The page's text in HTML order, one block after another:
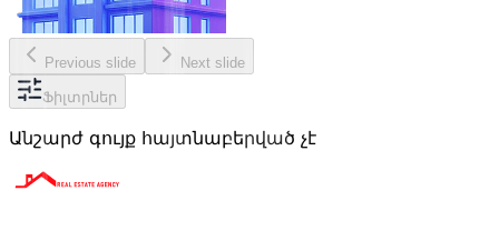
Previous slide Next slide
Ֆիլտրներ
Անշարժ գույք հայտնաբերված չէ